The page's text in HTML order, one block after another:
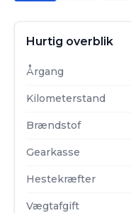
Hurtig overblik
Årgang
Kilometerstand
Brændstof
Gearkasse
Hestekræfter
Vægtafgift